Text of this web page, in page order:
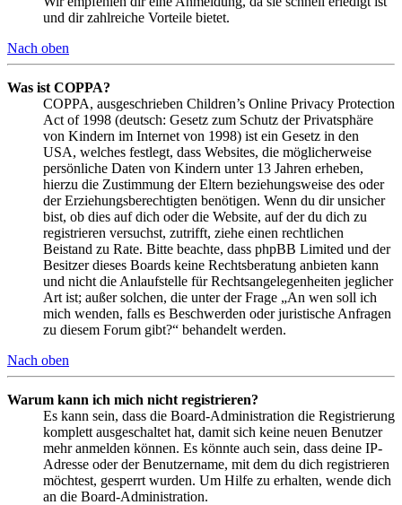
und dir zahlreiche Vorteile bietet.
Nach oben
Was ist COPPA?
COPPA, ausgeschrieben Children’s Online Privacy Protection
Act of 1998 (deutsch: Gesetz zum Schutz der Privatsphäre
von Kindern im Internet von 1998) ist ein Gesetz in den
USA, welches festlegt, dass Websites, die möglicherweise
persönliche Daten von Kindern unter 13 Jahren erheben,
hierzu die Zustimmung der Eltern beziehungsweise des oder
der Erziehungsberechtigten benötigen. Wenn du dir unsicher
bist, ob dies auf dich oder die Website, auf der du dich zu
registrieren versuchst, zutrifft, ziehe einen rechtlichen
Beistand zu Rate. Bitte beachte, dass phpBB Limited und der
Besitzer dieses Boards keine Rechtsberatung anbieten kann
und nicht die Anlaufstelle für Rechtsangelegenheiten jeglicher
Art ist; außer solchen, die unter der Frage „An wen soll ich
mich wenden, falls es Beschwerden oder juristische Anfragen
zu diesem Forum gibt?“ behandelt werden.
Nach oben
Warum kann ich mich nicht registrieren?
Es kann sein, dass die Board-Administration die Registrierung
komplett ausgeschaltet hat, damit sich keine neuen Benutzer
mehr anmelden können. Es könnte auch sein, dass deine IP-
Adresse oder der Benutzername, mit dem du dich registrieren
möchtest, gesperrt wurden. Um Hilfe zu erhalten, wende dich
an die Board-Administration.